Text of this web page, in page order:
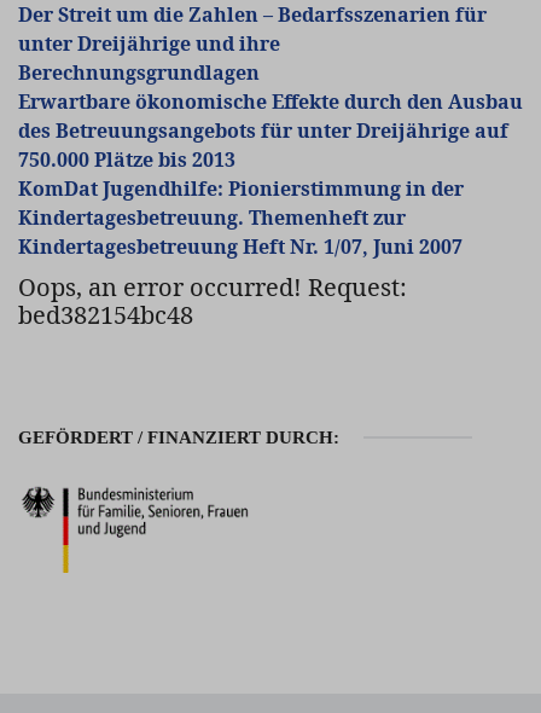
Der Streit um die Zahlen – Bedarfsszenarien für
unter Dreijährige und ihre
Berechnungsgrundlagen
Erwartbare ökonomische Effekte durch den Ausbau
des Betreuungsangebots für unter Dreijährige auf
750.000 Plätze bis 2013
KomDat Jugendhilfe: Pionierstimmung in der
Kindertagesbetreuung. Themenheft zur
Kindertagesbetreuung Heft Nr. 1/07, Juni 2007
Oops, an error occurred! Request:
bed382154bc48
GEFÖRDERT / FINANZIERT DURCH: